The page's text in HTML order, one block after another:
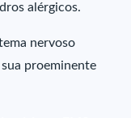
alérgicos.
nervoso
proeminente